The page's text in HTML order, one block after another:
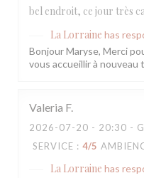
bel endroit, ce jour très
La Lorraine has
Bonjour Maryse, Merci
vous accueillir à nouveau
Valeria F
2026-07-20 - 20:30 -
SERVICE : 4/5
La Lorraine has